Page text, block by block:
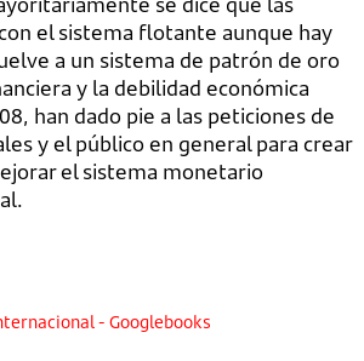
el sistema flotante aunque hay
a un sistema de patrón de oro
y la debilidad económica
han dado pie a las peticiones de
y el público en general para crear
el sistema monetario
- Googlebooks